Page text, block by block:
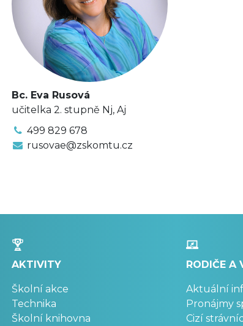
Bc. Eva Rusová
učitelka 2. stupně Nj, Aj
499 829 678
rusovae@zskomtu.cz
AKTIVITY
Školní akce
Technika
Školní knihovna
RODIČE A
Aktuální
Pronájmy
Cizí